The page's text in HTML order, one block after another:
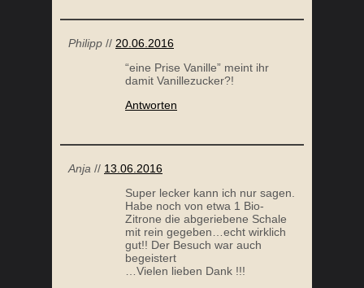
Philipp // 20.06.2016
“eine Prise Vanille” meint ihr
damit Vanillezucker?!
Antworten
Anja // 13.06.2016
Super lecker kann ich nur sagen.
Habe noch von etwa 1 Bio-
Zitrone die abgeriebene Schale
mit rein gegeben…echt wirklich
gut!! Der Besuch war auch
begeistert
…Vielen lieben Dank !!!